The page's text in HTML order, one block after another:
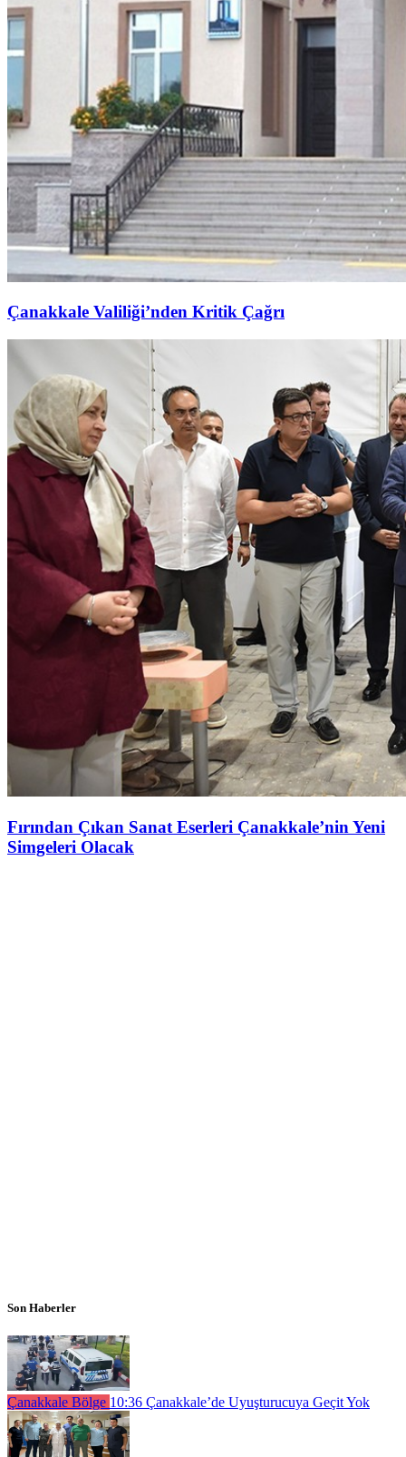
Çanakkale Valiliği’nden Kritik Çağrı
Fırından Çıkan Sanat Eserleri Çanakkale’nin Yeni
Simgeleri Olacak
Son Haberler
Çanakkale Bölge 10:36 Çanakkale’de Uyuşturucuya Geçit Yok